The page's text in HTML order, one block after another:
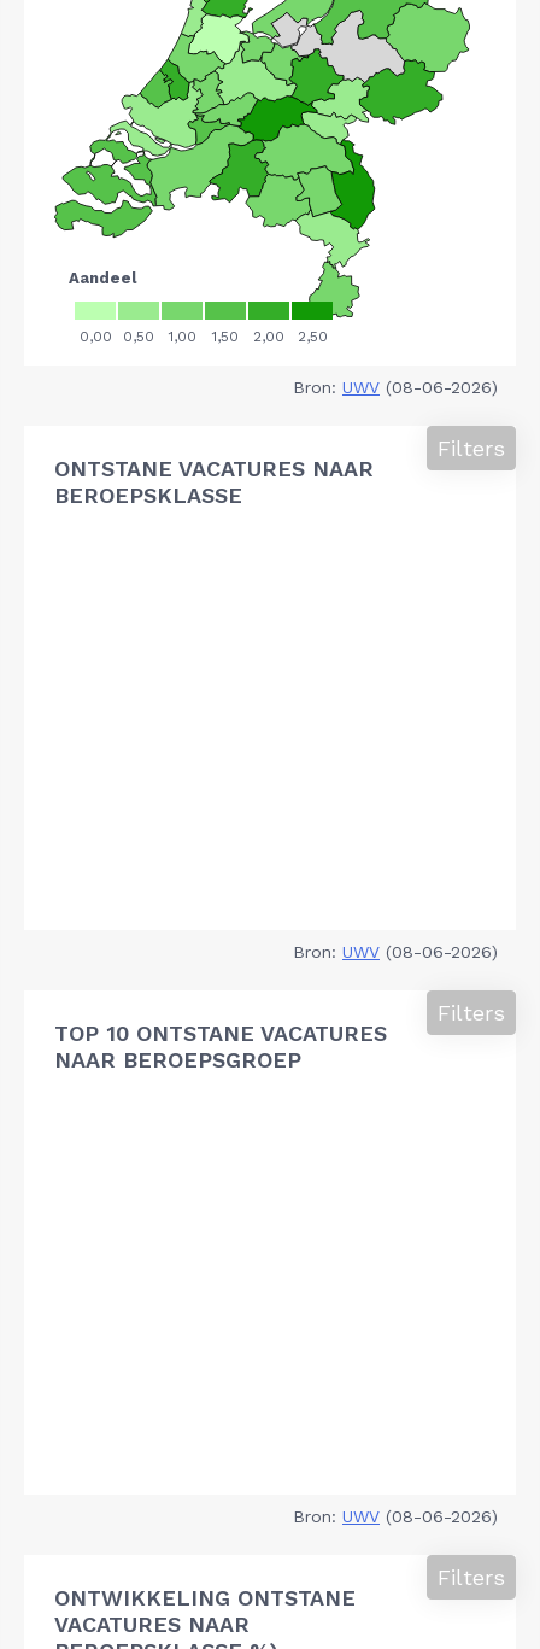
Bron: UWV (08-06-2026)
ONTSTANE VACATURES NAAR
BEROEPSKLASSE
Filters
Bron: UWV (08-06-2026)
TOP 10 ONTSTANE VACATURES
NAAR BEROEPSGROEP
Filters
Bron: UWV (08-06-2026)
ONTWIKKELING ONTSTANE
VACATURES NAAR
Filters